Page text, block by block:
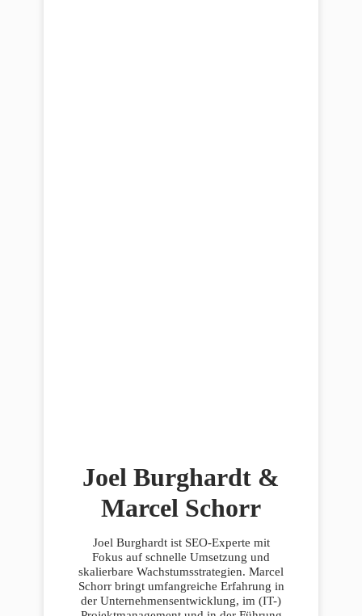
Joel Burghardt &
Marcel Schorr
Joel Burghardt ist SEO-Experte mit
Fokus auf schnelle Umsetzung und
skalierbare Wachstumsstrategien. Marcel
Schorr bringt umfangreiche Erfahrung in
der Unternehmensentwicklung, im (IT-)